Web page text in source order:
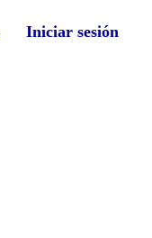
Iniciar sesión